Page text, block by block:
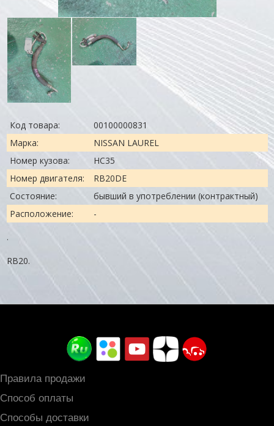
Код товара:
00100000831
Марка:
NISSAN LAUREL
Номер кузова:
HC35
Номер двигателя:
RB20DE
Состояние:
бывший в употреблении (контрактный)
Расположение:
-
.
RB20.
Правила продажи
Способ оплаты
Способы доставки